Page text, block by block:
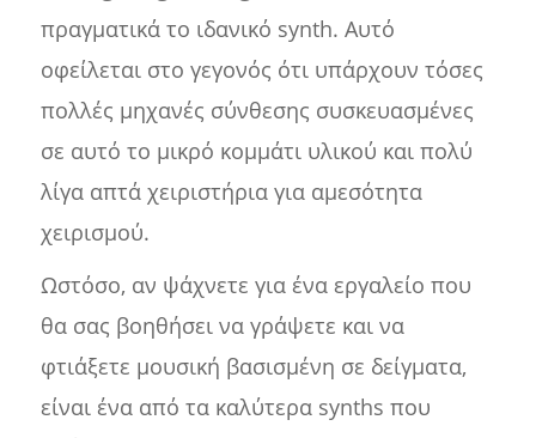
πραγματικά το ιδανικό synth. Αυτό
οφείλεται στο γεγονός ότι υπάρχουν τόσες
πολλές μηχανές σύνθεσης συσκευασμένες
σε αυτό το μικρό κομμάτι υλικού και πολύ
λίγα απτά χειριστήρια για αμεσότητα
χειρισμού.
Ωστόσο, αν ψάχνετε για ένα εργαλείο που
θα σας βοηθήσει να γράψετε και να
φτιάξετε μουσική βασισμένη σε δείγματα,
είναι ένα από τα καλύτερα synths που